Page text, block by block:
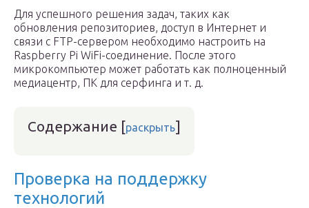
Для успешного решения задач, таких как
обновления репозиториев, доступ в Интернет и
связи с FTP-сервером необходимо настроить на
Raspberry Pi WiFi-соединение. После этого
микрокомпьютер может работать как полноценный
медиацентр, ПК для серфинга и т. д.
Содержание [раскрыть]
Проверка на поддержку
технологий